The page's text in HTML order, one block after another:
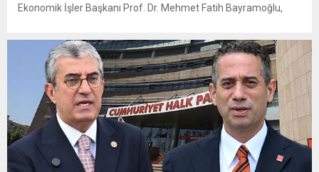
Ekonomik İşler Başkanı Prof. Dr. Mehmet Fatih Bayramoğlu,
fiyatların çiftçinin artan maliyetlerini karşılamaktan uzak
olduğunu savunarak fiyatların yeniden değerlendirilmesi
çağrısında...